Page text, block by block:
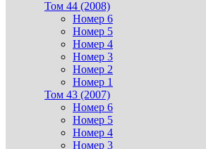
Том 44 (2008)
Номер 6
Номер 5
Номер 4
Номер 3
Номер 2
Номер 1
Том 43 (2007)
Номер 6
Номер 5
Номер 4
Номер 3